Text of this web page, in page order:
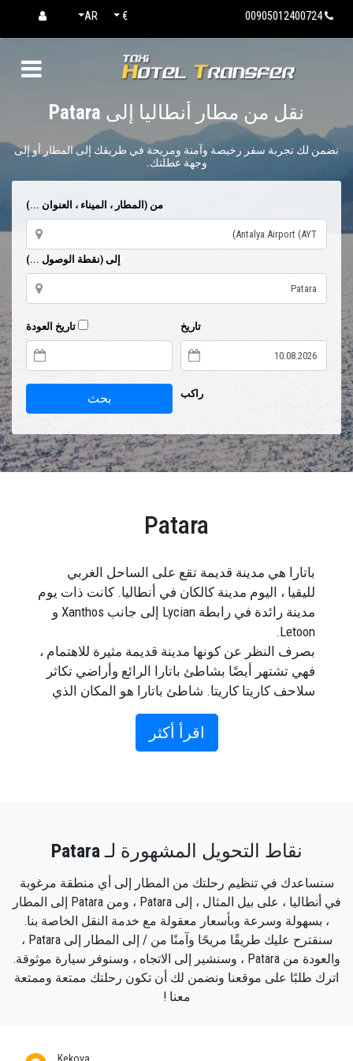
00905012400724
AR €
نقل من مطار أنطاليا إلى Patara
نضمن لك تجربة سفر رخيصة وآمنة ومريحة في طريقك إلى المطار أو إلى
وجهة عطلتك.
من (المطار ، الميناء ، العنوان ...)
إلى (نقطة الوصول ...)
تاريخ تاريخ العودة
راكب بحث
Patara
باتارا هي مدينة قديمة تقع على الساحل الغربي
لليقيا ، اليوم مدينة كالكان في أنطاليا. كانت ذات يوم
مدينة رائدة في رابطة Lycian إلى جانب Xanthos و
Letoon.
بصرف النظر عن كونها مدينة قديمة مثيرة للاهتمام ،
فهي تشتهر أيضًا بشاطئ باتارا الرائع وأراضي تكاثر
سلاحف كاريتا كاريتا. شاطئ باتارا هو المكان الذي
يتدفق إليه الكثير من الناس في موسم الصيف. إنها
محمية من قبل مؤسسة Natural Life Conservation
Foundation لأنها واحدة من الأماكن النادرة التي تضع
يتدفق إليه الكثير من الناس في موسم الصيف. إنها
Foundation لأنها واحدة من الأماكن النادرة التي تضع
فيها هذه السلاحف بيضها.
كيف تصل إلى باتارا؟
يمكنك الوصول إلى Apatara بنقل خاص.
استمتع بنقل سلس من مطار أنطاليا إلى مكان
إقامتك في باتارا. نحن شركة نقل مطار خاصة تهتم
اقرأ أكثر
نقاط التحويل المشهورة لـPatara
سنساعدك في تنظيم رحلتك من المطار إلى أي منطقة مرغوبة
في أنطاليا ، على بيل المثال ، إلى Patara ، ومن Patara إلى المطار
، بسهولة وسرعة وبأسعار معقولة مع خدمة النقل الخاصة بنا.
سنقترح عليك طريقًا مريحًا وآمنًا من / إلى المطار إلى Patara ،
والعودة من Patara ، وسنشير إلى الاتجاه ، وسنوفر سيارة موثوقة.
اترك طلبًا على موقعنا ونضمن لك أن تكون رحلتك ممتعة وممتعة
معنا !